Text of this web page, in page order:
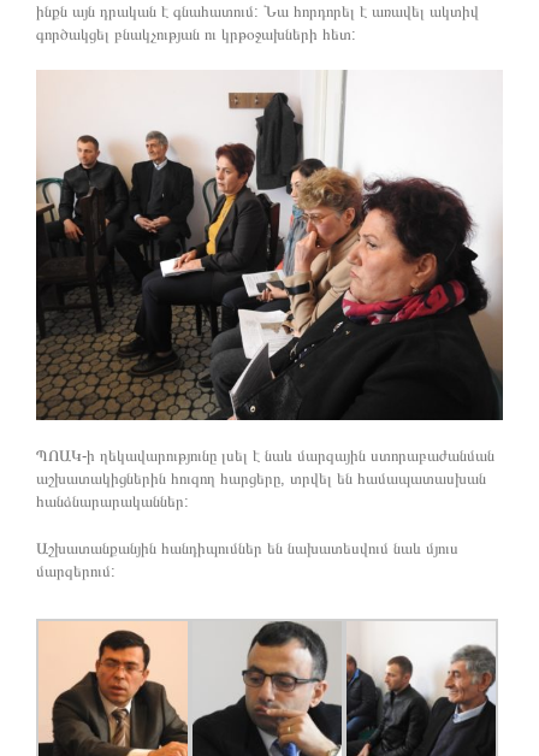
ինքն այն դրական է գնահատում: Նա հորդորել է առավել ակտիվ
գործակցել բնակչության ու կրթօջախների հետ:
ՊՈԱԿ-ի ղեկավարությունը լսել է նաև մարզային ստորաբաժանման
աշխատակիցներին հուզող հարցերը, տրվել են համապատասխան
հանձնարարականներ:
Աշխատանքանյին հանդիպումներ են նախատեսվում նաև մյուս
մարզերում: